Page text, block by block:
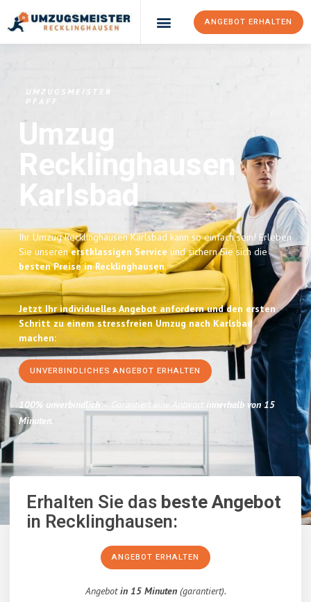
ANGEBOT ERHALTEN
UMZUGSMEISTER
PFAFF
Umzug
Recklinghausen
Karlsbad
Ihr Umzug Recklinghausen Karlsbad kann so einfach sein! Erleben
Sie unserenerstklassigen Service und sichern Sie sich die
besten Preise in Recklinghausen.
Jetzt Ihr individuelles Angebot anfordern und den ersten
Schritt zu einem stressfreien Umzug nach Karlsbad
machen:
UNVERBINDLICHES ANGEBOT ERHALTEN
100% unverbindlich – Garantiert eine Antwort
innerhalb von 15
Minuten.
Erhalten Sie dasbeste Angebot
in Recklinghausen:
ANGEBOT ERHALTEN
Angebotin 15 Minuten(garantiert).